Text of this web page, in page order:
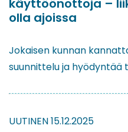
käyttöönottoja –
olla ajoissa
Jokaisen kunnan
suunnittelu ja hyödyntää
UUTINEN15.12.2025